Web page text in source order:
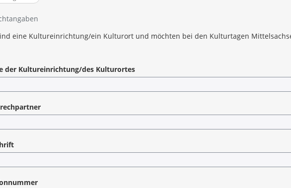
eine Kultureinrichtung/ein Kulturort und möchten bei den Kulturtagen
der Kultureinrichtung/des Kulturortes